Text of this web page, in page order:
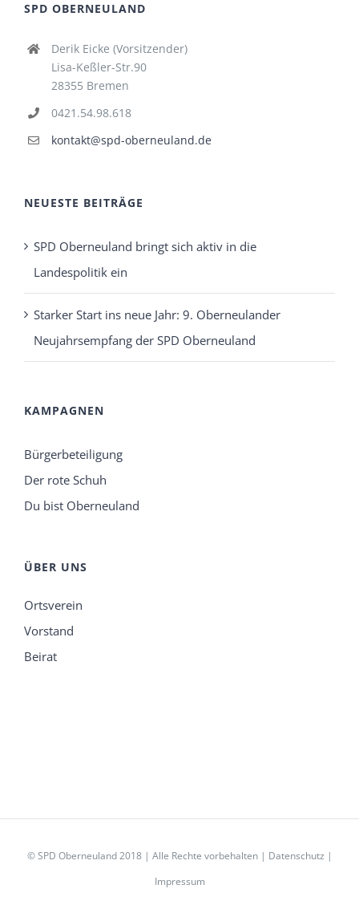
SPD OBERNEULAND
Derik Eicke (Vorsitzender)
Lisa-Keßler-Str.90
28355 Bremen
0421.54.98.618
kontakt@spd-oberneuland.de
NEUESTE BEITRÄGE
SPD Oberneuland bringt sich aktiv in die
Landespolitik ein
Starker Start ins neue Jahr: 9. Oberneulander
Neujahrsempfang der SPD Oberneuland
KAMPAGNEN
Bürgerbeteiligung
Der rote Schuh
Du bist Oberneuland
ÜBER UNS
Ortsverein
Vorstand
Beirat
© SPD Oberneuland 2018 | Alle Rechte vorbehalten | Datenschutz |
Impressum